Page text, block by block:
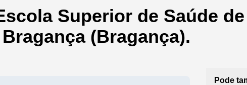
Superior de Saúde
(Bragança).
Pode